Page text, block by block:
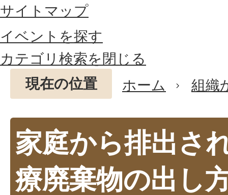
サイトマップ
イベントを探す
カテゴリ検索を閉じる
現在の位置
ホーム 組織
家庭から排出さ
療廃棄物の出し